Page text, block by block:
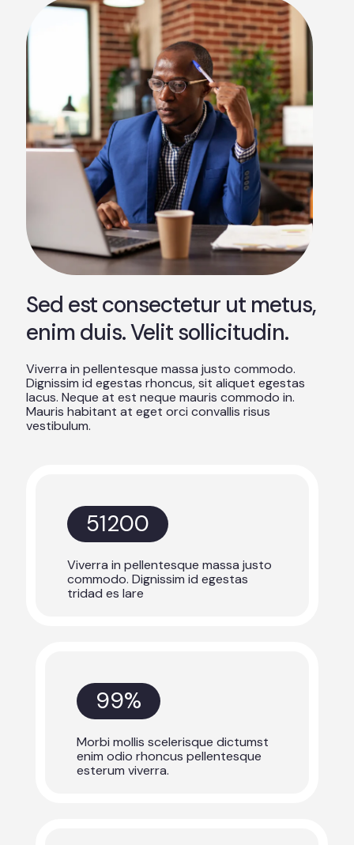
Sed est consectetur ut metus,
enim duis. Velit sollicitudin.
Viverra in pellentesque massa justo commodo.
Dignissim id egestas rhoncus, sit aliquet egestas
lacus. Neque at est neque mauris commodo in.
Mauris habitant at eget orci convallis risus
vestibulum.
51200
Viverra in pellentesque massa justo
commodo. Dignissim id egestas
tridad es lare
99%
Morbi mollis scelerisque dictumst
enim odio rhoncus pellentesque
esterum viverra.